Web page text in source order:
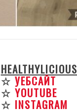
HEALTHYLICIOUS
☆УЕБСАЙТ
☆ YOUTUBE
☆ INSTAGRAM